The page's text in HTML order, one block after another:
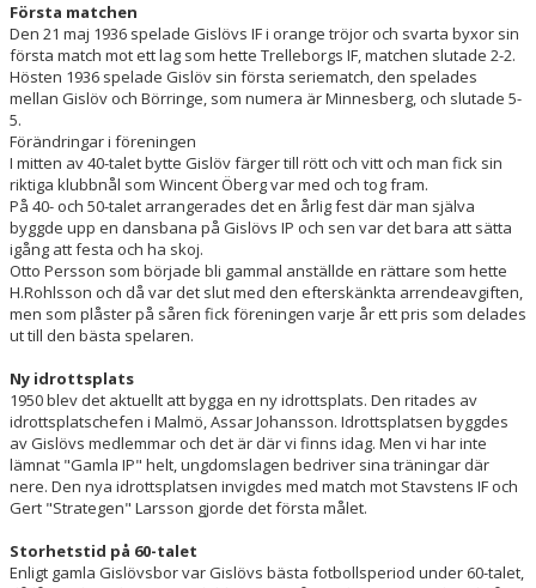
Första matchen
Den 21 maj 1936 spelade Gislövs IF i orange tröjor och svarta byxor sin
första match mot ett lag som hette Trelleborgs IF, matchen slutade 2-2.
Hösten 1936 spelade Gislöv sin första seriematch, den spelades
mellan Gislöv och Börringe, som numera är Minnesberg, och slutade 5-
5.
Förändringar i föreningen
I mitten av 40-talet bytte Gislöv färger till rött och vitt och man fick sin
riktiga klubbnål som Wincent Öberg var med och tog fram.
På 40- och 50-talet arrangerades det en årlig fest där man själva
byggde upp en dansbana på Gislövs IP och sen var det bara att sätta
igång att festa och ha skoj.
Otto Persson som började bli gammal anställde en rättare som hette
H.Rohlsson och då var det slut med den efterskänkta arrendeavgiften,
men som plåster på såren fick föreningen varje år ett pris som delades
ut till den bästa spelaren.
Ny idrottsplats
1950 blev det aktuellt att bygga en ny idrottsplats. Den ritades av
idrottsplatschefen i Malmö, Assar Johansson. Idrottsplatsen byggdes
av Gislövs medlemmar och det är där vi finns idag. Men vi har inte
lämnat "Gamla IP" helt, ungdomslagen bedriver sina träningar där
nere. Den nya idrottsplatsen invigdes med match mot Stavstens IF och
Gert "Strategen" Larsson gjorde det första målet.
Storhetstid på 60-talet
Enligt gamla Gislövsbor var Gislövs bästa fotbollsperiod under 60-talet,